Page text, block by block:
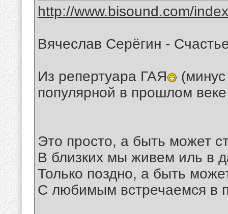
http://www.bisound.com/
Вячеслав Серёгин -
Из репертуара ГАЯ
популярной в прошлом
Это просто, а быть может
В близких мы живем иль в
Только поздно, а быть
С любимым встречаемся в